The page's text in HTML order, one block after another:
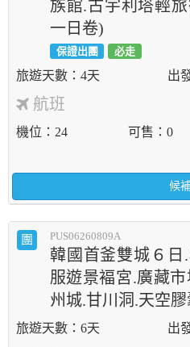
族館.古宇利塔輕
一日卷)
保證出團 必走
4天
航班
機位 24 可售 0
候
團 PUS06260809A
韓國首釜雙城６日
服遊景褔宮.廣藏
州城.甘川洞.天空膠
6天